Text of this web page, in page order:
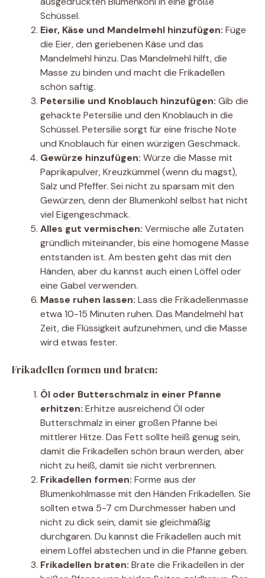
Schüssel.
Eier, Käse und Mandelmehl hinzufügen: Füge
die Eier, den geriebenen Käse und das
Mandelmehl hinzu. Das Mandelmehl hilft, die
Masse zu binden und macht die Frikadellen
schön saftig.
Petersilie und Knoblauch hinzufügen: Gib die
gehackte Petersilie und den Knoblauch in die
Schüssel. Petersilie sorgt für eine frische Note
und Knoblauch für einen würzigen Geschmack.
Gewürze hinzufügen: Würze die Masse mit
Paprikapulver, Kreuzkümmel (wenn du magst),
Salz und Pfeffer. Sei nicht zu sparsam mit den
Gewürzen, denn der Blumenkohl selbst hat nicht
viel Eigengeschmack.
Alles gut vermischen: Vermische alle Zutaten
gründlich miteinander, bis eine homogene Masse
entstanden ist. Am besten geht das mit den
Händen, aber du kannst auch einen Löffel oder
eine Gabel verwenden.
Masse ruhen lassen: Lass die Frikadellenmasse
etwa 10-15 Minuten ruhen. Das Mandelmehl hat
Zeit, die Flüssigkeit aufzunehmen, und die Masse
wird etwas fester.
Frikadellen formen und braten:
Öl oder Butterschmalz in einer Pfanne
erhitzen: Erhitze ausreichend Öl oder
Butterschmalz in einer großen Pfanne bei
mittlerer Hitze. Das Fett sollte heiß genug sein,
damit die Frikadellen schön braun werden, aber
nicht zu heiß, damit sie nicht verbrennen.
Frikadellen formen: Forme aus der
Blumenkohlmasse mit den Händen Frikadellen. Sie
sollten etwa 5-7 cm Durchmesser haben und
nicht zu dick sein, damit sie gleichmäßig
durchgaren. Du kannst die Frikadellen auch mit
einem Löffel abstechen und in die Pfanne geben.
Frikadellen braten: Brate die Frikadellen in der